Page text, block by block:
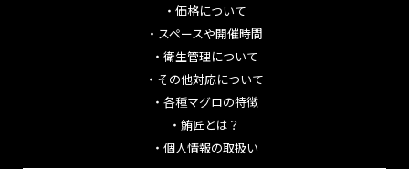
・ 価格について
・ スペースや開催時間
・ 衛生管理について
・ その他対応について
・ 各種マグロの特徴
・ 鮪匠とは？
・ 個人情報の取扱い